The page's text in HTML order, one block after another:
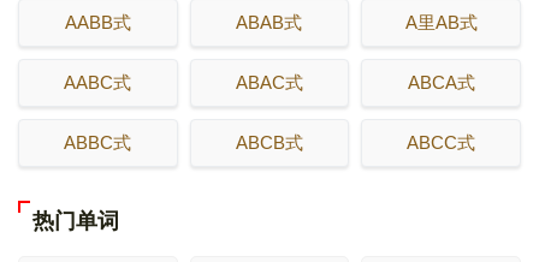
AABB式 ABAB式 A里AB式
AABC式 ABAC式 ABCA式
ABBC式 ABCB式 ABCC式
热门单词